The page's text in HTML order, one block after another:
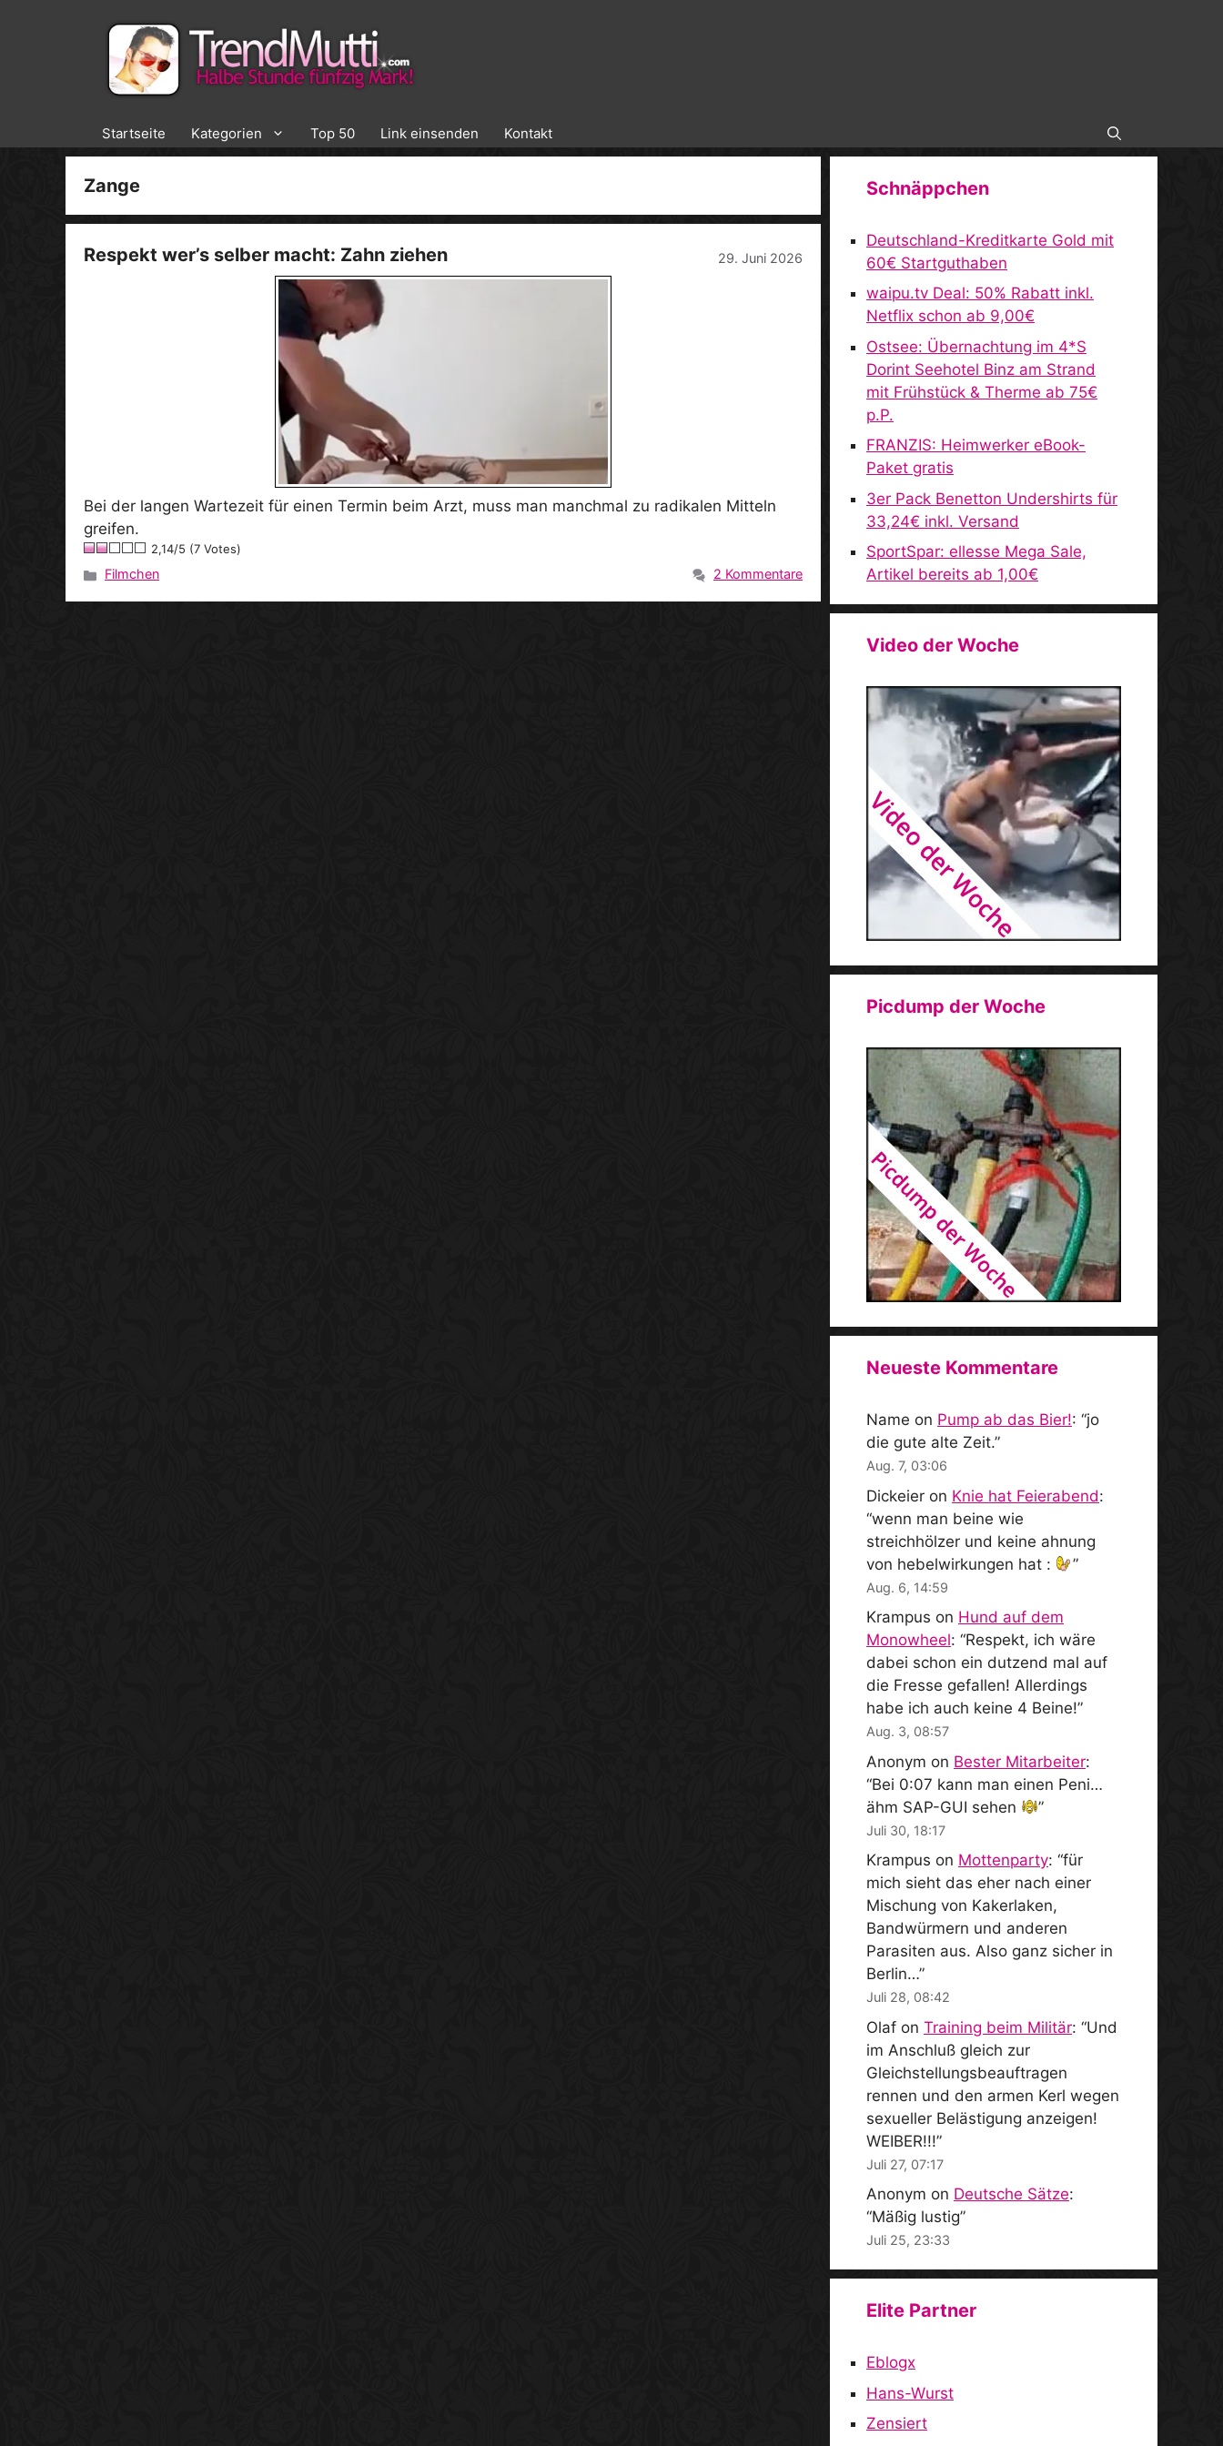
Startseite Kategorien Top 50 Link einsenden Kontakt
Zange
Respekt wer’s selber macht: Zahn ziehen 29. Juni 2026
Bei der langen Wartezeit für einen Termin beim Arzt, muss man manchmal zu radikalen Mitteln
greifen.
2,14/5 (7 Votes)
Kategorien
Filmchen 2 Kommentare
Schnäppchen
Deutschland-Kreditkarte Gold mit
60€ Startguthaben
waipu.tv Deal: 50% Rabatt inkl.
Netflix schon ab 9,00€
Ostsee: Übernachtung im 4*S
Dorint Seehotel Binz am Strand
mit Frühstück & Therme ab 75€
p.P.
FRANZIS: Heimwerker eBook-
Paket gratis
3er Pack Benetton Undershirts für
33,24€ inkl. Versand
SportSpar: ellesse Mega Sale,
Artikel bereits ab 1,00€
Video der Woche
Picdump der Woche
Neueste Kommentare
Name on Pump ab das Bier!: “jo
die gute alte Zeit.”
Aug. 7, 03:06
Dickeier on Knie hat Feierabend:
“wenn man beine wie
streichhölzer und keine ahnung
von hebelwirkungen hat :
”
Aug. 6, 14:59
Krampus on Hund auf dem
Monowheel: “Respekt, ich wäre
dabei schon ein dutzend mal auf
die Fresse gefallen! Allerdings
habe ich auch keine 4 Beine!”
Aug. 3, 08:57
Anonym on Bester Mitarbeiter:
“Bei 0:07 kann man einen Peni…
ähm SAP-GUI sehen
”
Juli 30, 18:17
Krampus on Mottenparty: “für
mich sieht das eher nach einer
Mischung von Kakerlaken,
Bandwürmern und anderen
Parasiten aus. Also ganz sicher in
Berlin…”
Juli 28, 08:42
Olaf on Training beim Militär: “Und
im Anschluß gleich zur
Gleichstellungsbeauftragen
rennen und den armen Kerl wegen
sexueller Belästigung anzeigen!
WEIBER!!!”
Juli 27, 07:17
Anonym on Deutsche Sätze:
“Mäßig lustig”
Juli 25, 23:33
Elite Partner
Eblogx
Hans-Wurst
Zensiert